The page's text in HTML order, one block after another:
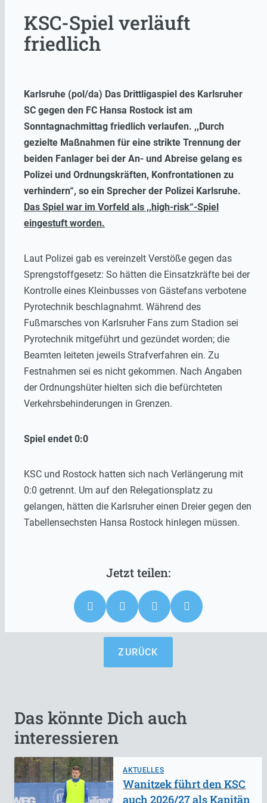
KSC-Spiel verläuft
friedlich
Karlsruhe (pol/da) Das Drittligaspiel des Karlsruher
SC gegen den FC Hansa Rostock ist am
Sonntagnachmittag friedlich verlaufen. ,,Durch
gezielte Maßnahmen für eine strikte Trennung der
beiden Fanlager bei der An- und Abreise gelang es
Polizei und Ordnungskräften, Konfrontationen zu
verhindern“, so ein Sprecher der Polizei Karlsruhe.
Das Spiel war im Vorfeld als ,,high-risk“-Spiel
eingestuft worden.
Laut Polizei gab es vereinzelt Verstöße gegen das
Sprengstoffgesetz: So hätten die Einsatzkräfte bei der
Kontrolle eines Kleinbusses von Gästefans verbotene
Pyrotechnik beschlagnahmt. Während des
Fußmarsches von Karlsruher Fans zum Stadion sei
Pyrotechnik mitgeführt und gezündet worden; die
Beamten leiteten jeweils Strafverfahren ein. Zu
Festnahmen sei es nicht gekommen. Nach Angaben
der Ordnungshüter hielten sich die befürchteten
Verkehrsbehinderungen in Grenzen.
Spiel endet 0:0
KSC und Rostock hatten sich nach Verlängerung mit
0:0 getrennt. Um auf den Relegationsplatz zu
gelangen, hätten die Karlsruher einen Dreier gegen den
Tabellensechsten Hansa Rostock hinlegen müssen.
ZURÜCK
Das könnte Dich auch
interessieren
AKTUELLES
Wanitzek führt den KSC
auch 2026/27 als Kapitän